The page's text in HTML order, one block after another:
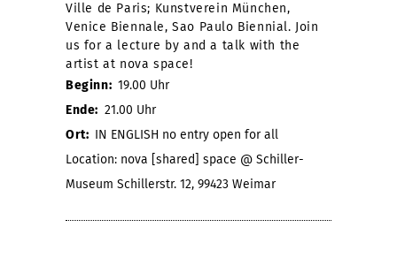
Ville de Paris; Kunstverein München,
Venice Biennale, Sao Paulo Biennial. Join
us for a lecture by and a talk with the
artist at nova space!
Beginn: 19.00 Uhr
Ende: 21.00 Uhr
Ort: IN ENGLISH no entry open for all
Location: nova [shared] space @ Schiller-
Museum Schillerstr. 12, 99423 Weimar